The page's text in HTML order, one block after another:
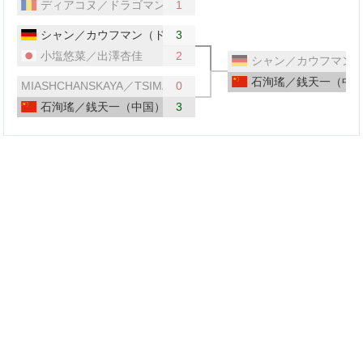
ディアコヌ／ドラゴマン（ルーマニア）
1
シャン／カウフマン（ドイツ）
3
小塩悠菜／出澤杏佳
2
MIASHCHANSKAYA／TSIMASHKOVA（AIN）
0
石洵瑤／銭天一（中国）
3
シャン／カウフマン
石洵瑤／銭天一（中